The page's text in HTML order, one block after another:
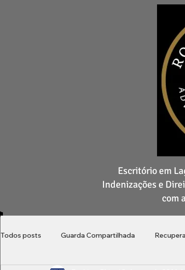
Escritório em
Indenizações e
com
Todos posts Guarda Compartilhada